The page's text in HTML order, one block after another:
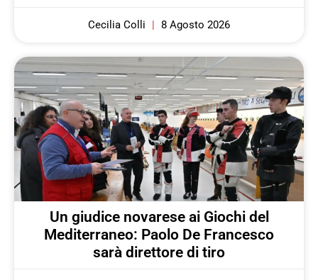
Cecilia Colli 8 Agosto 2026
Un giudice novarese ai Giochi del
Mediterraneo: Paolo De Francesco
sarà direttore di tiro